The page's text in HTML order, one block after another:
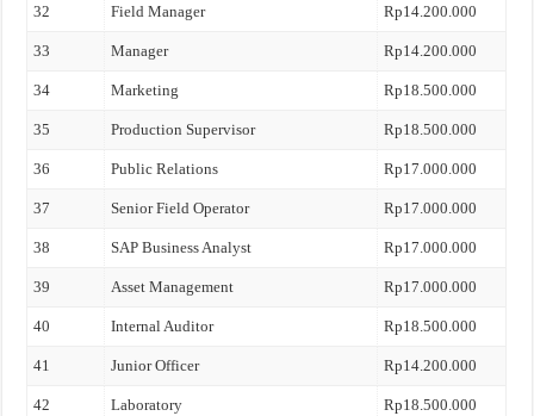
32 Field Manager Rp14.200.000
33 Manager Rp14.200.000
34 Marketing Rp18.500.000
35 Production Supervisor Rp18.500.000
36 Public Relations Rp17.000.000
37 Senior Field Operator Rp17.000.000
38 SAP Business Analyst Rp17.000.000
39 Asset Management Rp17.000.000
40 Internal Auditor Rp18.500.000
41 Junior Officer Rp14.200.000
42 Laboratory Rp18.500.000